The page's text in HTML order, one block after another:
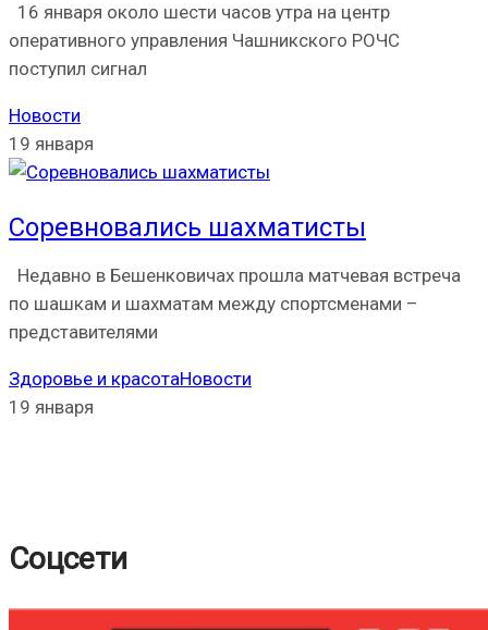
16 января около шести часов утра на центр
оперативного управления Чашникского РОЧС
поступил сигнал
Новости
19 января
Соревновались шахматисты
Недавно в Бешенковичах прошла матчевая встреча
по шашкам и шахматам между спортсменами –
представителями
Здоровье и красотаНовости
19 января
Соцсети